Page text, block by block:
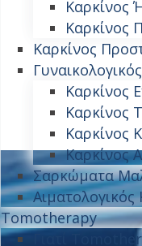
Καρκίνος
Καρκίνος
Καρκίνος
Καρκίνος
Καρκίνος
Καρκίνος
Καρκίνος
Σαρκώματα
Αιματολογικός
Tomotherapy
Γιατί